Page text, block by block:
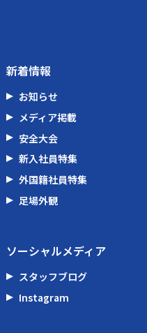
新着情報
お知らせ
メディア掲載
安全大会
新入社員特集
外国籍社員特集
足場外観
ソーシャルメディア
スタッフブログ
Instagram